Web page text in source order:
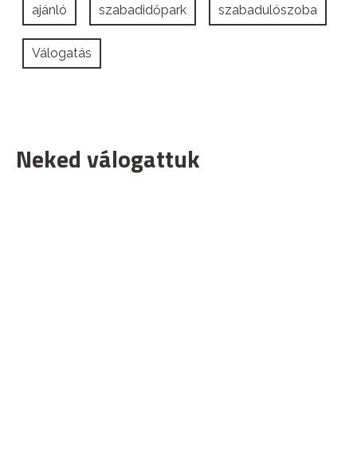
ajánló szabadidőpark szabadulószoba
Válogatás
Neked válogattuk